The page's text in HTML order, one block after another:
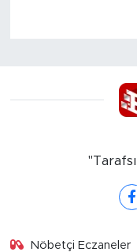
Nöbetçi Eczaneler